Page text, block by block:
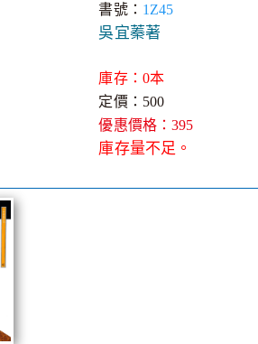
書號： 1Z45
吳宜蓁著
庫存：0本
定價：500
優惠價格：395
庫存量不足。